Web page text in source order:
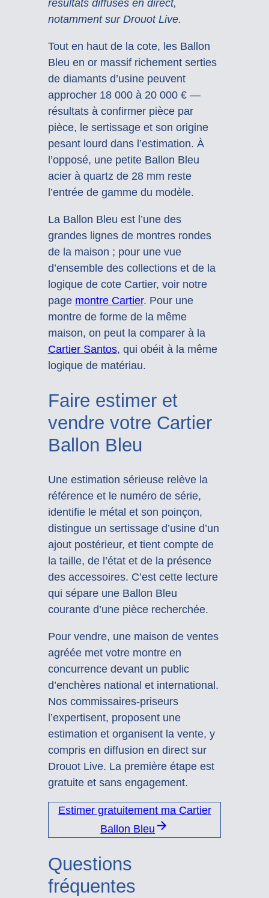
résultats diffusés en direct,
notamment sur Drouot Live.
Tout en haut de la cote, les Ballon
Bleu en or massif richement serties
de diamants d’usine peuvent
approcher 18 000 à 20 000 € —
résultats à confirmer pièce par
pièce, le sertissage et son origine
pesant lourd dans l’estimation. À
l’opposé, une petite Ballon Bleu
acier à quartz de 28 mm reste
l’entrée de gamme du modèle.
La Ballon Bleu est l’une des
grandes lignes de montres rondes
de la maison ; pour une vue
d’ensemble des collections et de la
logique de cote Cartier, voir notre
page montre Cartier. Pour une
montre de forme de la même
maison, on peut la comparer à la
Cartier Santos, qui obéit à la même
logique de matériau.
Faire estimer et
vendre votre Cartier
Ballon Bleu
Une estimation sérieuse relève la
référence et le numéro de série,
identifie le métal et son poinçon,
distingue un sertissage d’usine d’un
ajout postérieur, et tient compte de
la taille, de l’état et de la présence
des accessoires. C’est cette lecture
qui sépare une Ballon Bleu
courante d’une pièce recherchée.
Pour vendre, une maison de ventes
agréée met votre montre en
concurrence devant un public
d’enchères national et international.
Nos commissaires-priseurs
l’expertisent, proposent une
estimation et organisent la vente, y
compris en diffusion en direct sur
Drouot Live. La première étape est
gratuite et sans engagement.
Estimer gratuitement ma Cartier
Ballon Bleu
Questions
fréquentes